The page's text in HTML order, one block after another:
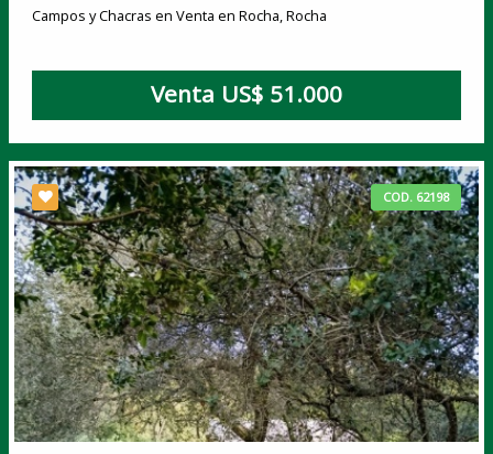
Campos y Chacras en Venta en Rocha, Rocha
Venta US$ 51.000
COD. 62198